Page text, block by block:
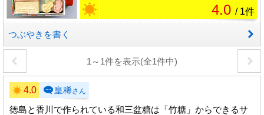
4.0 / 1件
つぶやきを書く
1～1件を表示(全1件中)
4.0 皇稀さん
徳島と香川で作られている和三盆糖は「竹糖」からできるサ